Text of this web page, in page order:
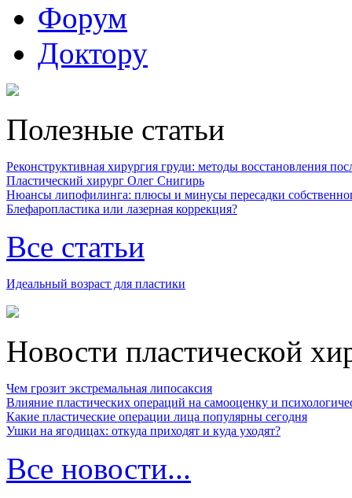
Форум
Доктору
Полезные статьи
Реконструктивная хирургия груди: методы восстановления
Пластический хирург Олег Снигирь
Нюансы липофилинга: плюсы и минусы пересадки
Блефаропластика или лазерная коррекция?
Все статьи
Идеальный возраст для пластики
Новости пластической
Чем грозит экстремальная липосаксия
Влияние пластических операций на самооценку и
Какие пластические операции лица популярны сегодня
Ушки на ягодицах: откуда приходят и куда уходят?
Все новости...